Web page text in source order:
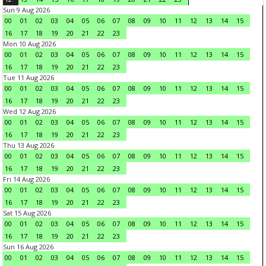
Sun 9 Aug 2026
00
01 02 03 04 05 06 07 08 09 10 11 12 13 14
15
16
17 18 19 20 21 22
23
Mon 10 Aug 2026
00
01 02 03 04 05 06 07 08 09 10 11 12 13 14
15
16
17 18 19 20 21 22
23
Tue 11 Aug 2026
00
01 02 03 04 05 06 07 08 09 10 11 12 13 14
15
16
17 18 19 20 21 22
23
Wed 12 Aug 2026
00
01 02 03 04 05 06 07 08 09 10 11 12 13 14
15
16
17 18 19 20 21 22
23
Thu 13 Aug 2026
00
01 02 03 04 05 06 07 08 09 10 11 12 13 14
15
16
17 18 19 20 21 22
23
Fri 14 Aug 2026
00
01 02 03 04 05 06 07 08 09 10 11 12 13 14
15
16
17 18 19 20 21 22
23
Sat 15 Aug 2026
00
01 02 03 04 05 06 07 08 09 10 11 12 13 14
15
16
17 18 19 20 21 22
23
Sun 16 Aug 2026
00
01 02 03 04 05 06 07 08 09 10 11 12 13 14
15